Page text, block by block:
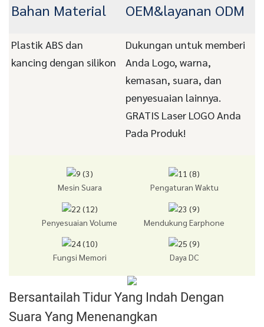
Bahan Material OEM&layanan ODM
Plastik ABS dan
kancing dengan silikon
Dukungan untuk memberi
Anda Logo, warna,
kemasan, suara, dan
penyesuaian lainnya.
GRATIS Laser LOGO Anda
Pada Produk!
Mesin Suara Pengaturan Waktu
Penyesuaian Volume Mendukung Earphone
Fungsi Memori Daya DC
Bersantailah Tidur Yang Indah Dengan
Suara Yang Menenangkan